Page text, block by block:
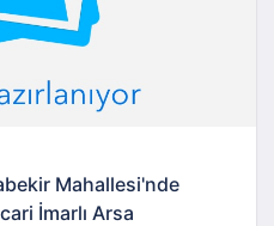
Mahallesi'nde
İmarlı Arsa